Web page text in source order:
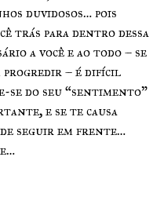
duvidosos… pois
trás para dentro dessa
a você e ao todo – se
progredir – é difícil
se do seu “sentimento”
e se te causa
seguir em frente…